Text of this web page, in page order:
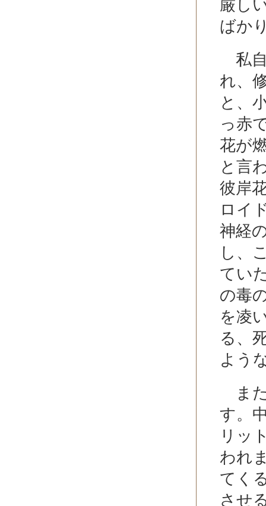
厳し
ばか
私
れ、
と、
っ赤
花が
と言
彼岸
ロイ
神経
し、
てい
の毒
を凌
る、
よう
ま
す。
リッ
われ
てく
させ